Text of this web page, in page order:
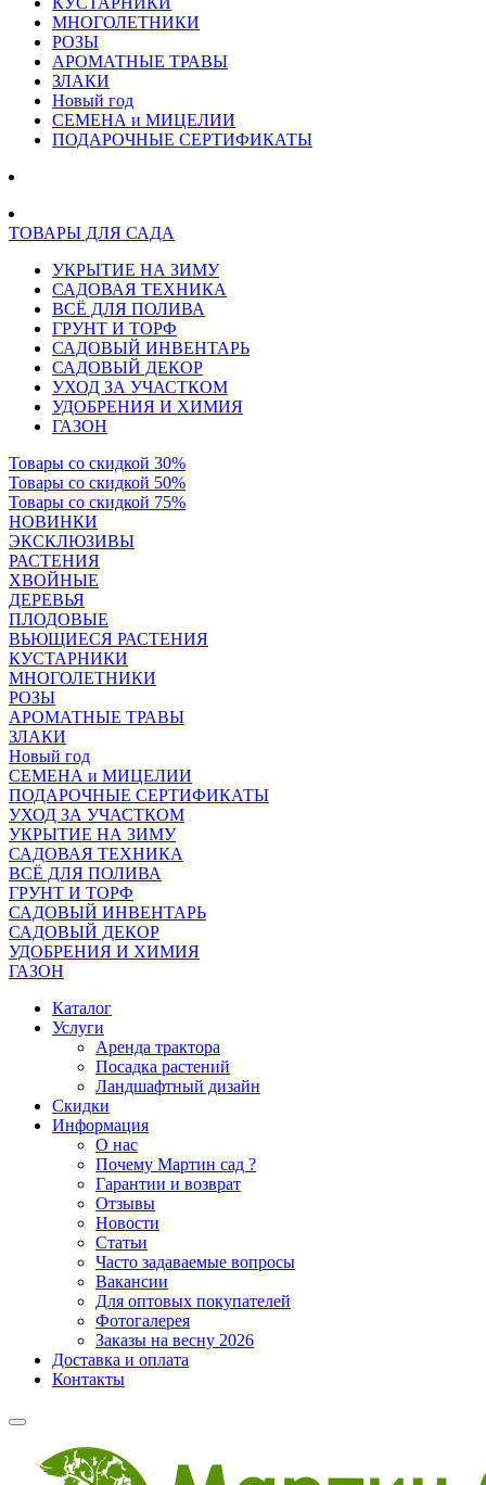
МНОГОЛЕТНИКИ
РОЗЫ
АРОМАТНЫЕ ТРАВЫ
ЗЛАКИ
Новый год
СЕМЕНА и МИЦЕЛИИ
ПОДАРОЧНЫЕ СЕРТИФИКАТЫ
ТОВАРЫ ДЛЯ САДА
УКРЫТИЕ НА ЗИМУ
САДОВАЯ ТЕХНИКА
ВСЁ ДЛЯ ПОЛИВА
ГРУНТ И ТОРФ
САДОВЫЙ ИНВЕНТАРЬ
САДОВЫЙ ДЕКОР
УХОД ЗА УЧАСТКОМ
УДОБРЕНИЯ И ХИМИЯ
ГАЗОН
Товары со скидкой 30%
Товары со скидкой 50%
Товары со скидкой 75%
НОВИНКИ
ЭКСКЛЮЗИВЫ
РАСТЕНИЯ
ХВОЙНЫЕ
ДЕРЕВЬЯ
ПЛОДОВЫЕ
ВЬЮЩИЕСЯ РАСТЕНИЯ
КУСТАРНИКИ
МНОГОЛЕТНИКИ
РОЗЫ
АРОМАТНЫЕ ТРАВЫ
ЗЛАКИ
Новый год
СЕМЕНА и МИЦЕЛИИ
ПОДАРОЧНЫЕ СЕРТИФИКАТЫ
УХОД ЗА УЧАСТКОМ
УКРЫТИЕ НА ЗИМУ
САДОВАЯ ТЕХНИКА
ВСЁ ДЛЯ ПОЛИВА
ГРУНТ И ТОРФ
САДОВЫЙ ИНВЕНТАРЬ
САДОВЫЙ ДЕКОР
УДОБРЕНИЯ И ХИМИЯ
ГАЗОН
Каталог
Услуги
Аренда трактора
Посадка растений
Ландшафтный дизайн
Скидки
Информация
О нас
Почему Мартин сад ?
Гарантии и возврат
Отзывы
Новости
Статьи
Часто задаваемые вопросы
Вакансии
Для оптовых покупателей
Фотогалерея
Заказы на весну 2026
Доставка и оплата
Контакты